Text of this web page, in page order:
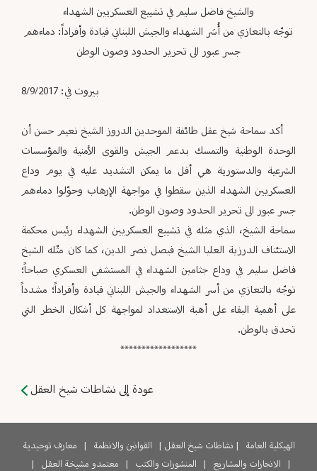
والشيخ فاضل سليم في تشييع العسكريين الشهداء
توجّه بالتعازي من أُسَر الشهداء والجيش اللبناني قيادة وأفراداً: دماءهم
جسر عبور الى تحرير الحدود وصون الوطن
بيروت في: 8/9/2017
أكد سماحة شيخ عقل طائفة الموحدين الدروز الشيخ نعيم حسن أن
الوحدة الوطنية والتمسك بدعم الجيش والقوى الأمنية والمؤسسات
الشرعية والدستورية هي أقل ما يمكن التشديد عليه في يوم وداع
العسكريين الشهداء الذين سقطوا في مواجهة الإرهاب وحوّلوا دماءهم
جسر عبور الى تحرير الحدود وصون الوطن.
سماحة الشيخ، الذي مثله في تشييع العسكريين الشهداء رئيس محكمة
الاستئناف الدرزية العليا الشيخ فيصل نصر الدين، كما كان مثّله الشيخ
فاضل سليم في وداع جثامين الشهداء في المستشفى العسكري صباحاً؛
توجّه بالتعازي من أسر الشهداء والجيش اللبناني قيادة وأفراداً؛ مشدداً
على أهمية البقاء على أهبة الاستعداد لمواجهة كل أشكال الخطر التي
تحدق بالوطن.
******************
عودة إلى نشاطات شيخ العقل
الهيكلية العامة | نشاطات شيخ العقل | القوانين والانظمة |
معارف توحيدية
|
الانجازات والمشاريع | المنشورات والكتب | معتمدو مشيخة العقل |